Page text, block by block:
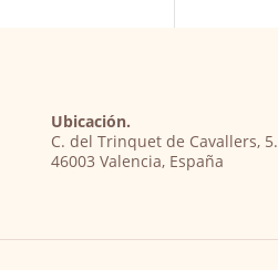
Ubicación.
C. del Trinquet de Cavallers, 5.
46003 Valencia, España